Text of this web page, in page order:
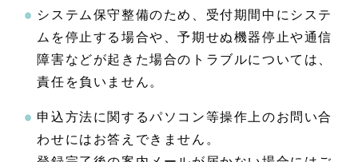
システム保守整備のため、受付期間中にシステ
ムを停止する場合や、予期せぬ機器停止や通信
障害などが起きた場合のトラブルについては、
責任を負いません。
申込方法に関するパソコン等操作上のお問い合
わせにはお答えできません。